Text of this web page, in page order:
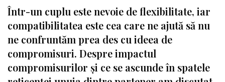
Într-un cuplu este nevoie de flexibilitate, iar
compatibilitatea este cea care ne ajută să nu
ne confruntăm prea des cu ideea de
compromisuri. Despre impactul
compromisurilor și ce se ascunde în spatele